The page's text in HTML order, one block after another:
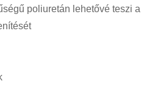
poliuretán lehetővé teszi a